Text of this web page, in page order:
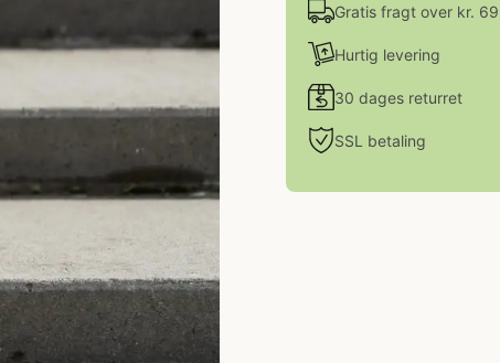
Gratis fragt over kr.
Hurtig levering
30 dages returret
SSL betaling